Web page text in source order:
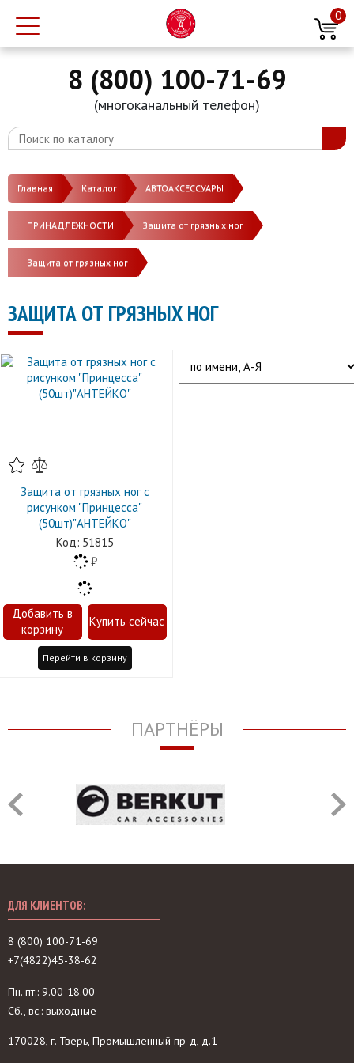
0
8 (800) 100-71-69
(многоканальный телефон)
Главная Каталог АВТОАКСЕССУАРЫ
ПРИНАДЛЕЖНОСТИ Защита от грязных ног
Защита от грязных ног
ЗАЩИТА ОТ ГРЯЗНЫХ НОГ
Защита от грязных ног с
рисунком "Принцесса"
(50шт)"АНТЕЙКО"
51815
Перейти в корзину
ПАРТНЁРЫ
ДЛЯ КЛИЕНТОВ:
8 (800) 100-71-69
+7(4822)45-38-62
Пн.-пт.: 9.00-18.00
Сб., вс.: выходные
170028, г. Тверь, Промышленный пр-д, д.1